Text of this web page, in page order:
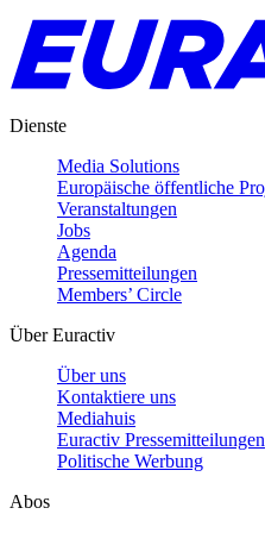
Dienste
Media Solutions
Europäische öffentliche
Veranstaltungen
Jobs
Agenda
Pressemitteilungen
Members’ Circle
Über Euractiv
Über uns
Kontaktiere uns
Mediahuis
Euractiv Pressemitteilungen
Politische Werbung
Abos